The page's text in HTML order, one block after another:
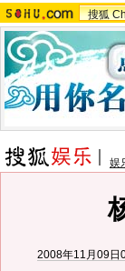
搜狐
娱
2008年11月09日